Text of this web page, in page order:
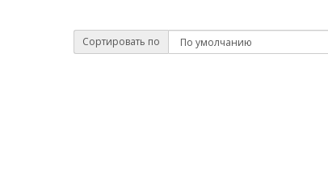
Сортировать по